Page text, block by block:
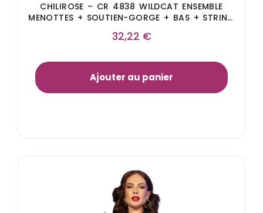
CHILIROSE – CR 4838 WILDCAT ENSEMBLE
MENOTTES + SOUTIEN-GORGE + BAS + STRING
32,22 €
Ajouter au panier